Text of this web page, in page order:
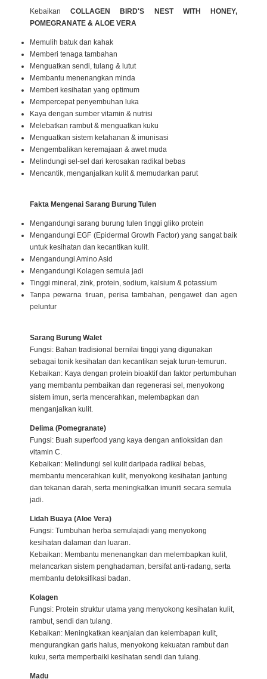
KebaikanCOLLAGEN BIRD'S NEST WITH HONEY,
POMEGRANATE & ALOE VERA
Memulih batuk dan kahak
Memberi tenaga tambahan
Menguatkan sendi, tulang & lutut
Membantu menenangkan minda
Memberi kesihatan yang optimum
Mempercepat penyembuhan luka
Kaya dengan sumber vitamin & nutrisi
Melebatkan rambut & menguatkan kuku
Menguatkan sistem ketahanan & imunisasi
Mengembalikan keremajaan & awet muda
Melindungi sel-sel dari kerosakan radikal bebas
Mencantik, menganjalkan kulit & memudarkan parut
Fakta Mengenai Sarang Burung Tulen
Mengandungi sarang burung tulen tinggi gliko protein
Mengandungi EGF (Epidermal Growth Factor) yang sangat baik
untuk kesihatan dan kecantikan kulit.
Mengandungi Amino Asid
Mengandungi Kolagen semula jadi
Tinggi mineral, zink, protein, sodium, kalsium & potassium
Tanpa pewarna tiruan, perisa tambahan, pengawet dan agen
peluntur
Sarang Burung Walet
Fungsi: Bahan tradisional bernilai tinggi yang digunakan
sebagai tonik kesihatan dan kecantikan sejak turun-temurun.
Kebaikan: Kaya dengan protein bioaktif dan faktor pertumbuhan
yang membantu pembaikan dan regenerasi sel, menyokong
sistem imun, serta mencerahkan, melembapkan dan
menganjalkan kulit.
Delima (Pomegranate)
Fungsi: Buah superfood yang kaya dengan antioksidan dan
vitamin C.
Kebaikan: Melindungi sel kulit daripada radikal bebas,
membantu mencerahkan kulit, menyokong kesihatan jantung
dan tekanan darah, serta meningkatkan imuniti secara semula
jadi.
Lidah Buaya (Aloe Vera)
Fungsi: Tumbuhan herba semulajadi yang menyokong
kesihatan dalaman dan luaran.
Kebaikan: Membantu menenangkan dan melembapkan kulit,
melancarkan sistem penghadaman, bersifat anti-radang, serta
membantu detoksifikasi badan.
Kolagen
Fungsi: Protein struktur utama yang menyokong kesihatan kulit,
rambut, sendi dan tulang.
Kebaikan: Meningkatkan keanjalan dan kelembapan kulit,
mengurangkan garis halus, menyokong kekuatan rambut dan
kuku, serta memperbaiki kesihatan sendi dan tulang.
Madu